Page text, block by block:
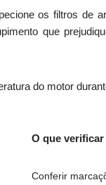
os filtros de
que
do motor
O que verificar
Conferir